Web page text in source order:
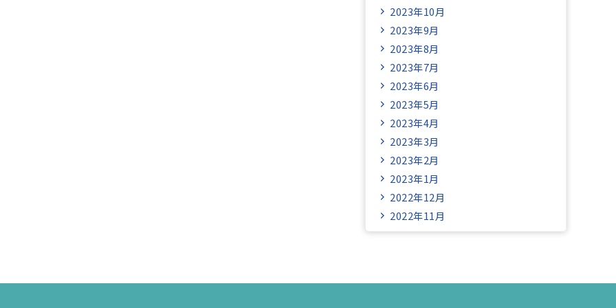
2023年10月
2023年9月
2023年8月
2023年7月
2023年6月
2023年5月
2023年4月
2023年3月
2023年2月
2023年1月
2022年12月
2022年11月